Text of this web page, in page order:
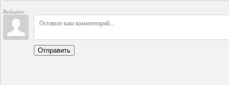
Войдите:
Отправить